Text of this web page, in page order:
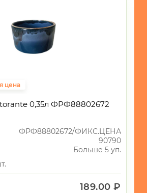
цена
0,35л ФРФ88802672
ФРФ88802672/ФИКС.ЦЕНА
90790
Больше 5 уп.
189.00 ₽